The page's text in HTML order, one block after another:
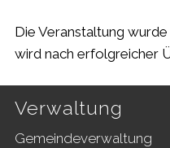
Die Veranstaltung
wird nach erfolgreicher
Footer
Verwaltung
Gemeindeverwaltung